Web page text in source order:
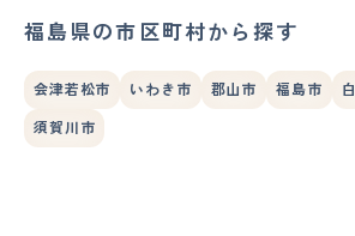
福島県の市区町村から探す
会津若松市 いわき市 郡山市 福島市
須賀川市